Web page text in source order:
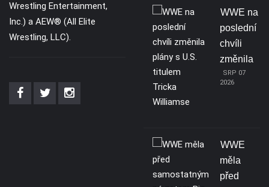
Wrestling Entertainment,
Inc.) a AEW® (All Elite
Wrestling, LLC).
WWE na
poslední
chvíli
změnila
SRP 07
2026
WWE
měla
před